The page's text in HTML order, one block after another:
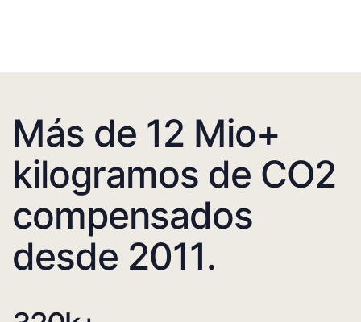
Más de 12 Mio+
kilogramos de CO2
compensados
desde 2011.